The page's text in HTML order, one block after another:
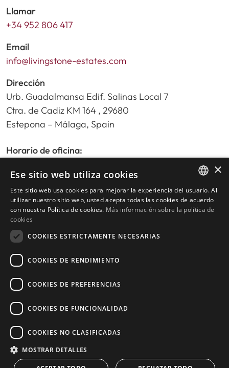
Llamar
+34 952 806 417
Email
info@livingstone-estates.com
Dirección
Urb. Guadalmansa Edif. Salinas Local 7
Ctra. de Cadiz KM 164 , 29680
Estepona – Málaga, Spain
Horario de oficina:
Sábados y festivos de 10:00am a 14:00pm
Inicio
Buscador de propiedades
Escribir reseña
Política de privacidad
© 2026
Construido por
ENGLISH
SPANISH
×
Ese sitio web utiliza cookies
Este sitio web usa cookies para mejorar la experiencia del usuario. Al
utilizar nuestro sitio web, usted acepta todas las cookies de acuerdo
con nuestra Política de cookies. Más información sobre la política de
cookies
COOKIES ESTRICTAMENTE NECESARIAS
COOKIES DE RENDIMIENTO
COOKIES DE PREFERENCIAS
COOKIES DE FUNCIONALIDAD
COOKIES NO CLASIFICADAS
MOSTRAR DETALLES